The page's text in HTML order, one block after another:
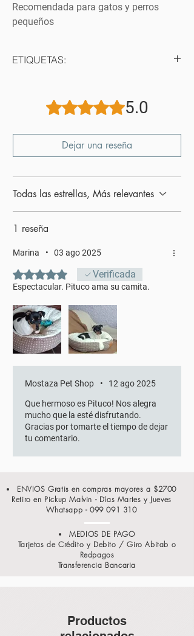
Recomendada para gatos y perros
pequeños
ETIQUETAS:
#dormir #colchoneta #colchon
#almohadon #perro #gato
Obtuvo 5 de 5 estrellas.
5.0
Dejar una reseña
Todas las estrellas, Más relevantes
1 reseña
Marina • 03 ago 2025
Obtuvo 5 de 5 estrellas.Verificada
Espectacular. Pituco ama su camita.
Mostaza Pet Shop • 12 ago 2025
Que hermoso es Pituco! Nos alegra
mucho que la esté disfrutando.
Gracias por tomarte el tiempo de dejar
tu comentario.
ENVIOS Gratis en compras mayores a $2700
Retiro en Pickup Malvin - Días Martes y Jueves
Whatsapp - 099 091 310
MEDIOS DE PAGO
Tarjetas de Crédito y Debito / Giro Abitab o
Redpagos
Transferencia Bancaria
Productos